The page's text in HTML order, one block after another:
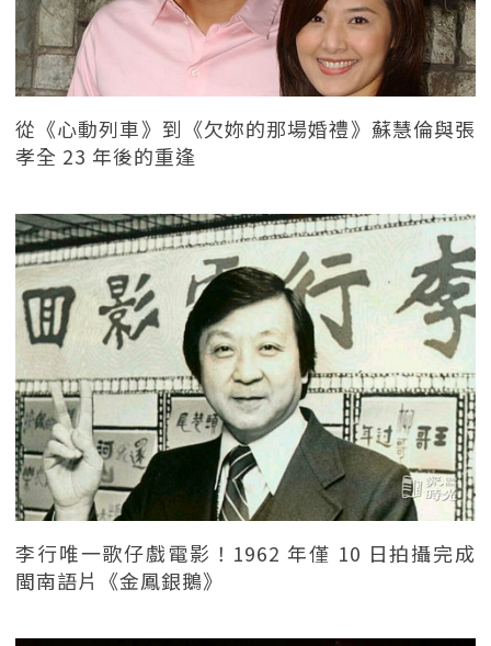
從《心動列車》到《欠妳的那場婚禮》蘇慧倫與張
孝全 23 年後的重逢
李行唯一歌仔戲電影！1962 年僅 10 日拍攝完成
閩南語片《金鳳銀鵝》